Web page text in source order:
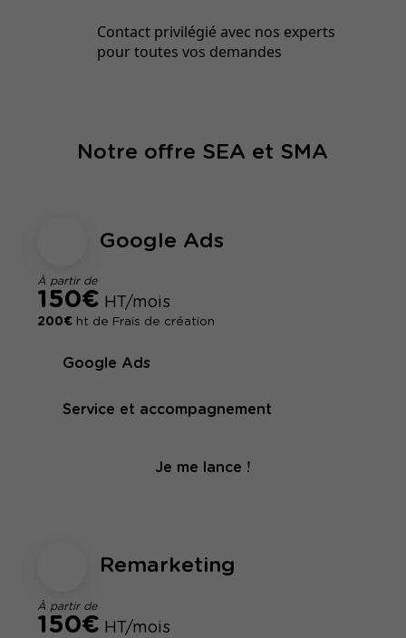
Contact privilégié avec nos experts
pour toutes vos demandes
Notre offre SEA et SMA
Google Ads
À partir de
150€ HT/mois
200€ ht de Frais de création
Google Ads
Service et accompagnement
Je me lance !
Remarketing
À partir de
150€ HT/mois